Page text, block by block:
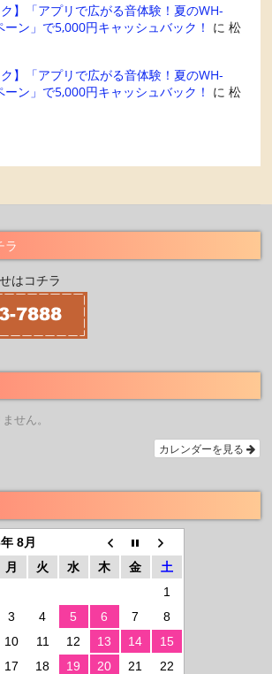
ク】「アプリで広がる音体験！夏のWH-
ン」で5,000円キャッシュバック！ に松
ク】「アプリで広がる音体験！夏のWH-
ン」で5,000円キャッシュバック！ に松
ラ
はコチラ
せん。
カレンダーを見る
8月
月 火 水 木 金
土
1
3 4 5 6 7
8
10 11 12 13 14
15
17 18 19 20 21 22